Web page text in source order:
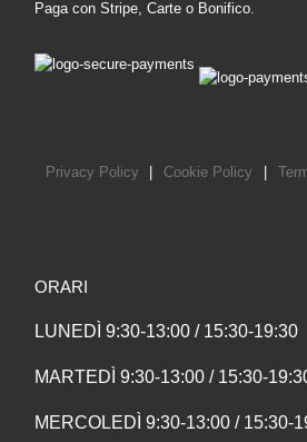
Paga con Stripe, Carte o Bonifico.
Privacy Policy Cookie Policy
ORARI
LUNEDÌ 9:30-13:00 / 15:30-19:30
MARTEDÌ 9:30-13:00 / 15:30-
MERCOLEDÌ 9:30-13:00 / 15:30-